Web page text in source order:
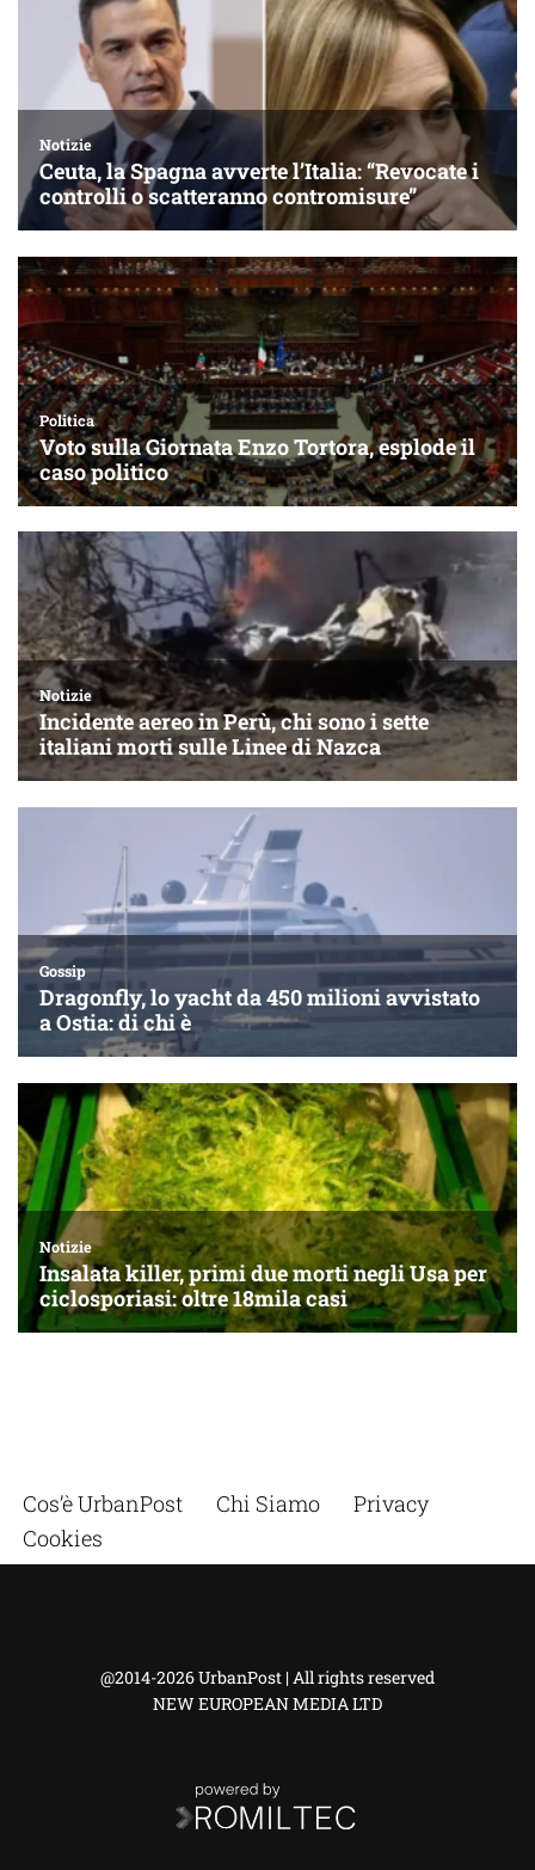
Cos’è UrbanPost Chi Siamo
Privacy
Cookies
@2014-2026 UrbanPost | All rights reserved
NEW EUROPEAN MEDIA LTD